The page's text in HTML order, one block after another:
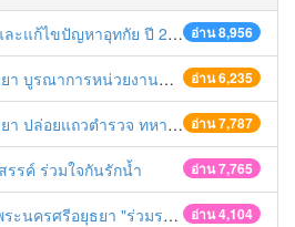
อ่าน 8,956
แก้ไขปัญหาอุทกัย ปี 2561
อ่าน 6,235
กับผู้ประกอบการร้านค้าที่ยังฝ่าฝืนตั้งร้านค้ารุกล้ำเขตพื้นที่ทางหลวง เตรียมความปลอดภัยก่อนเทศกาลสงกรานต์
อ่าน 7,787
รถสาธารณะ สถานีขนส่งรถโดยสาร วินรถตู้ และสถานีรถไฟ เตรียมรับมือเทศกาลสงกรานต์
อ่าน 7,765
รรค์ ร่วมใจกันรักน้ำ
อ่าน 4,104
ช้า เปิดไฟหน้า คาดเข็มขัด" เทศกาลสงกรานต์ ปี 2561